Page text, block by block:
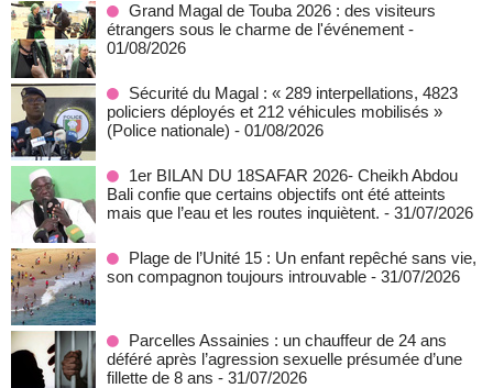
Grand Magal de Touba 2026 : des visiteurs
étrangers sous le charme de l'événement -
01/08/2026
Sécurité du Magal : « 289 interpellations, 4823
policiers déployés et 212 véhicules mobilisés »
(Police nationale) - 01/08/2026
1er BILAN DU 18SAFAR 2026- Cheikh Abdou
Bali confie que certains objectifs ont été atteints
mais que l’eau et les routes inquiètent. - 31/07/2026
Plage de l’Unité 15 : Un enfant repêché sans vie,
son compagnon toujours introuvable - 31/07/2026
Parcelles Assainies : un chauffeur de 24 ans
déféré après l’agression sexuelle présumée d’une
fillette de 8 ans - 31/07/2026